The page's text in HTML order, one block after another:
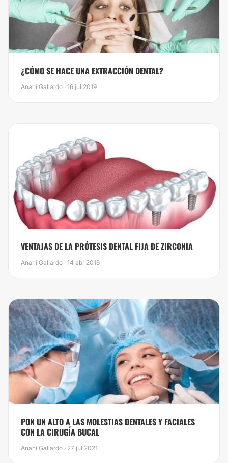
¿CÓMO SE HACE UNA EXTRACCIÓN DENTAL?
Anahí Gallardo · 16 jul 2019
VENTAJAS DE LA PRÓTESIS DENTAL FIJA DE ZIRCONIA
Anahí Gallardo · 14 abr 2016
PON UN ALTO A LAS MOLESTIAS DENTALES Y FACIALES
CON LA CIRUGÍA BUCAL
Anahí Gallardo · 27 jul 2021